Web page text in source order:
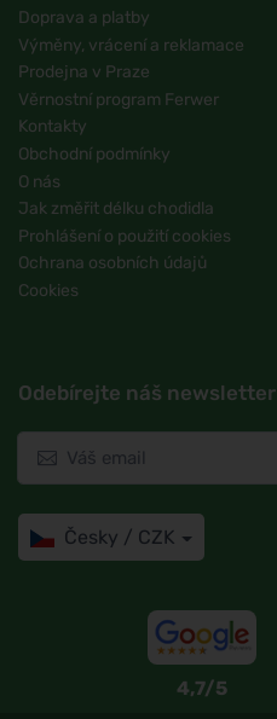
Doprava a platby
Výměny, vrácení a reklamace
Prodejna v Praze
Věrnostní program Ferwer
Kontakty
Obchodní podmínky
O nás
Jak změřit délku chodidla
Prohlášení o použití cookies
Ochrana osobních údajů
Cookies
Odebírejte náš newsletter
Česky / CZK
4,7/5